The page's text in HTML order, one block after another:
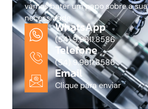
vamos bater um papo sobre a sua
necessidade.
WhatsApp
(54) 9.9611.8586
Telefone
(54) 9.9611.8586
Email
Clique para enviar